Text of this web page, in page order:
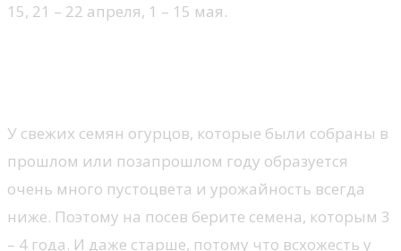
15, 21 – 22 апреля, 1 – 15 мая.
У свежих семян огурцов, которые были собраны в
прошлом или позапрошлом году образуется
очень много пустоцвета и урожайность всегда
ниже. Поэтому на посев берите семена, которым 3
– 4 года. И даже старше, потому что всхожесть у